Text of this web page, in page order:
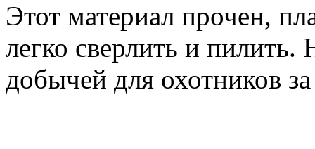
Этот материал прочен,
легко сверлить и пилить.
добычей для охотников